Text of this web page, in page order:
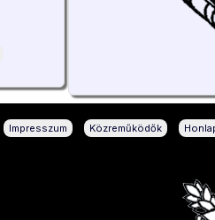
Impresszum Közreműködők